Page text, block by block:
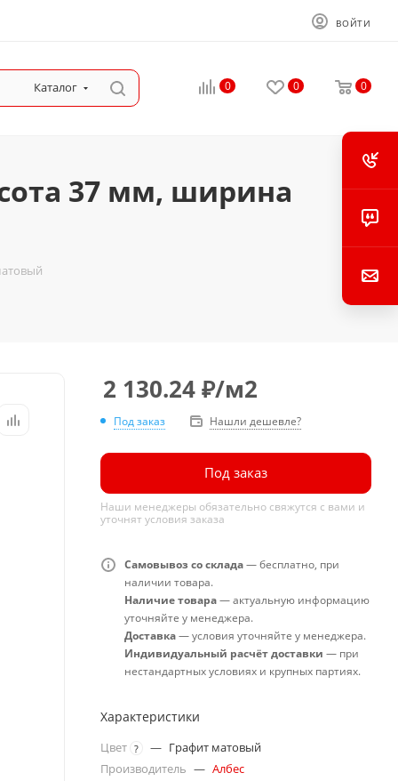
ВОЙТИ
Каталог 0 0 0
37 мм, ширина
2 130.24₽/м2
Под заказ Нашли дешевле?
Под заказ
Наши менеджеры обязательно свяжутся с вами и
уточнят условия заказа
Самовывоз со склада— бесплатно, при
наличии товара.
Наличие товара— актуальную информацию
уточняйте у менеджера.
Доставка— условия уточняйте у менеджера.
Индивидуальный расчёт доставки — при
нестандартных условиях и крупных партиях.
Характеристики
Цвет ? — Графит матовый
Производитель — Албес